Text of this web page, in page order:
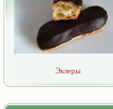
Эклеры